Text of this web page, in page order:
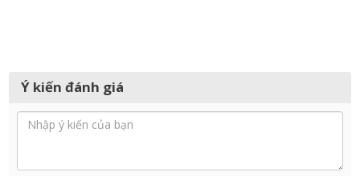
Ý kiến đánh giá